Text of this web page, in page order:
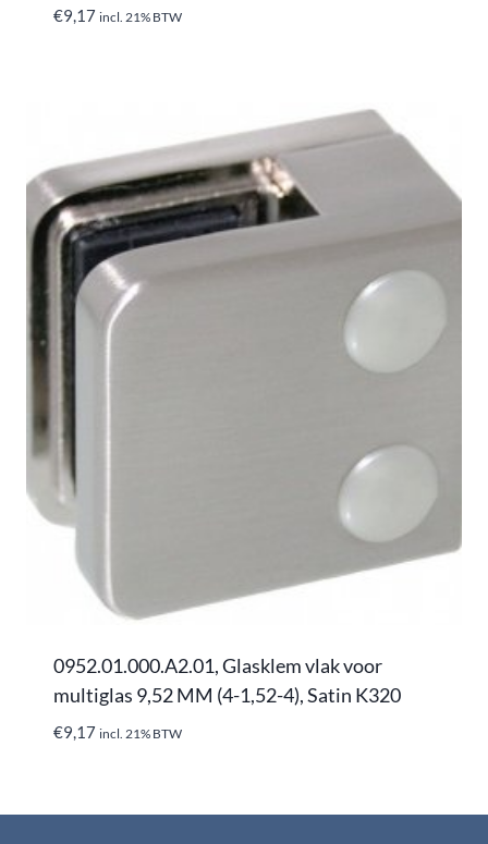
€9,17 incl. 21% BTW
0952.01.000.A2.01, Glasklem vlak voor
multiglas 9,52 MM (4-1,52-4), Satin K320
€9,17 incl. 21% BTW